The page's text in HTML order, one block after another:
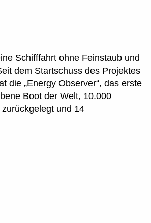
Schifffahrt ohne Feinstaub und
dem Startschuss des Projektes
die „Energy Observer“, das erste
Boot der Welt, 10.000
und 14